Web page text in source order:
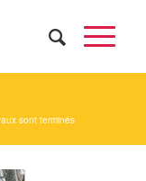
sont terminés